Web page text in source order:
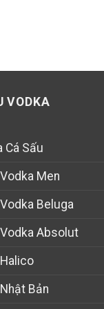
VODKA
Cá Sấu
Men
Beluga
Absolut
Bản